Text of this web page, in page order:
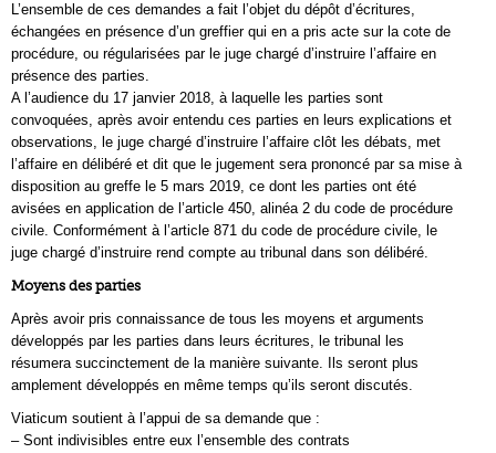
L’ensemble de ces demandes a fait l’objet du dépôt d’écritures,
échangées en présence d’un greffier qui en a pris acte sur la cote de
procédure, ou régularisées par le juge chargé d’instruire l’affaire en
présence des parties.
A l’audience du 17 janvier 2018, à laquelle les parties sont
convoquées, après avoir entendu ces parties en leurs explications et
observations, le juge chargé d’instruire l’affaire clôt les débats, met
l’affaire en délibéré et dit que le jugement sera prononcé par sa mise à
disposition au greffe le 5 mars 2019, ce dont les parties ont été
avisées en application de l’article 450, alinéa 2 du code de procédure
civile. Conformément à l’article 871 du code de procédure civile, le
juge chargé d’instruire rend compte au tribunal dans son délibéré.
Moyens des parties
Après avoir pris connaissance de tous les moyens et arguments
développés par les parties dans leurs écritures, le tribunal les
résumera succinctement de la manière suivante. Ils seront plus
amplement développés en même temps qu’ils seront discutés.
Viaticum soutient à l’appui de sa demande que :
– Sont indivisibles entre eux l’ensemble des contrats